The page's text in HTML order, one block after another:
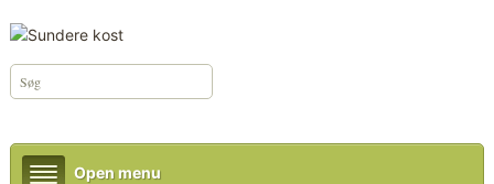
Open menu